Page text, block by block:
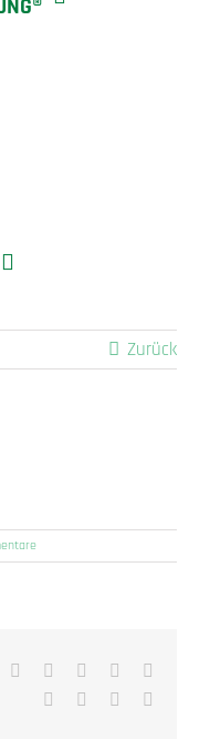
Zurück
Facebook Reddit LinkedIn
TumblrPinterest